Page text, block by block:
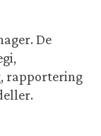
De
rapportering